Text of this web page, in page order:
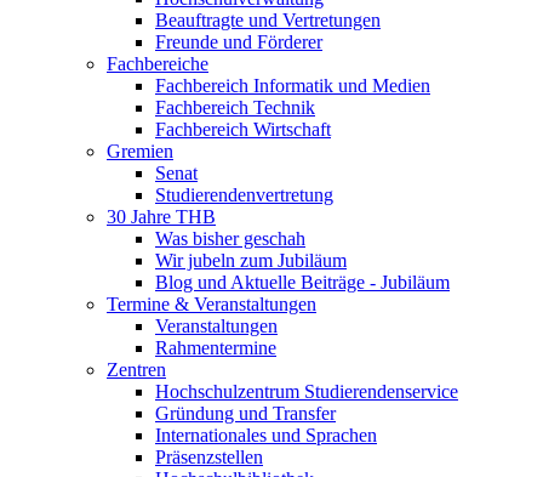
Beauftragte und Vertretungen
Freunde und Förderer
Fachbereiche
Fachbereich Informatik und Medien
Fachbereich Technik
Fachbereich Wirtschaft
Gremien
Senat
Studierendenvertretung
30 Jahre THB
Was bisher geschah
Wir jubeln zum Jubiläum
Blog und Aktuelle Beiträge - Jubiläum
Termine & Veranstaltungen
Veranstaltungen
Rahmentermine
Zentren
Hochschulzentrum Studierendenservice
Gründung und Transfer
Internationales und Sprachen
Präsenzstellen